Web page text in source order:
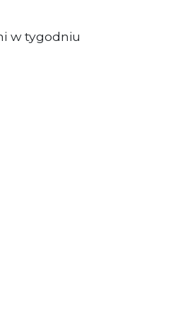
w tygodniu